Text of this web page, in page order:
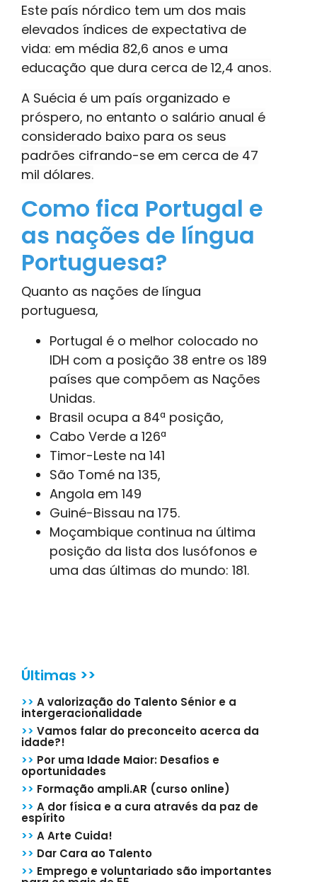
Este país nórdico tem um dos mais
elevados índices de expectativa de
vida: em média 82,6 anos e uma
educação que dura cerca de 12,4 anos.
A Suécia é um país organizado e
próspero, no entanto o salário anual é
considerado baixo para os seus
padrões cifrando-se em cerca de 47
mil dólares.
Como fica Portugal e
as nações de língua
Portuguesa?
Quanto as nações de língua
portuguesa,
Portugal é o melhor colocado no
IDH com a posição 38 entre os 189
países que compõem as Nações
Unidas.
Brasil ocupa a 84ª posição,
Cabo Verde a 126ª
Timor-Leste na 141
São Tomé na 135,
Angola em 149
Guiné-Bissau na 175.
Moçambique continua na última
posição da lista dos lusófonos e
uma das últimas do mundo: 181.
Últimas >>
>> A valorização do Talento Sénior e a
intergeracionalidade
>> Vamos falar do preconceito acerca da
idade?!
>> Por uma Idade Maior: Desafios e
oportunidades
>> Formação ampli.AR (curso online)
>> A dor física e a cura através da paz de
espírito
>> A Arte Cuida!
>> Dar Cara ao Talento
>> Emprego e voluntariado são importantes